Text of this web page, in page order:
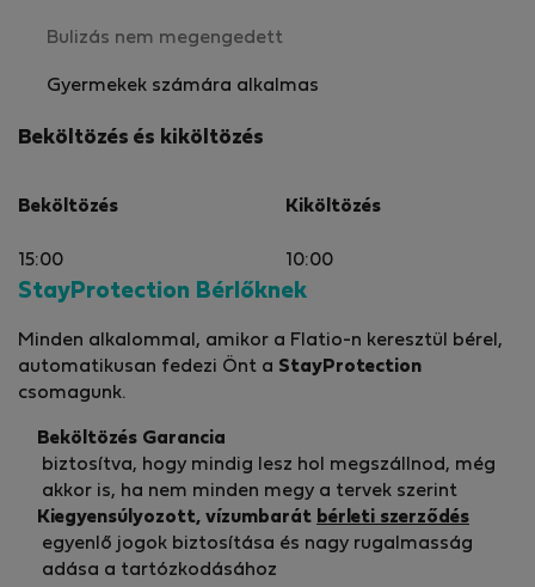
Bulizás nem megengedett
Gyermekek számára alkalmas
Beköltözés és kiköltözés
Beköltözés
15:00
Kiköltözés
10:00
StayProtection Bérlőknek
Minden alkalommal, amikor a Flatio-n keresztül bérel,
automatikusan fedezi Önt a StayProtection
csomagunk.
Beköltözés Garancia
biztosítva, hogy mindig lesz hol megszállnod, még
akkor is, ha nem minden megy a tervek szerint
Kiegyensúlyozott, vízumbarát bérleti szerződés
egyenlő jogok biztosítása és nagy rugalmasság
adása a tartózkodásához